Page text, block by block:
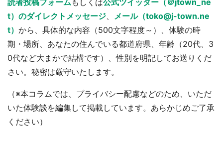
読者投稿フォームもしくは公式ツイッター（＠jtown_ne
t）のダイレクトメッセージ、 メール（toko@j-town.ne
t） から、具体的な内容（500文字程度～）、体験の時
期・場所、あなたの住んでいる都道府県、年齢（20代、3
0代など大まかで結構です）、性別を明記してお送りくだ
さい。秘密は厳守いたします。
（※本コラムでは、プライバシー配慮などのため、いただ
いた体験談を編集して掲載しています。あらかじめご了承
ください）